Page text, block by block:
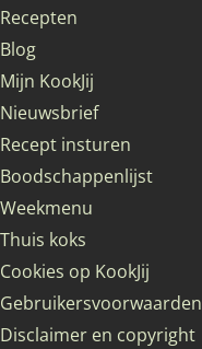
Recepten
Blog
Mijn KookJij
Nieuwsbrief
Recept insturen
Boodschappenlijst
Weekmenu
Thuis koks
Cookies op KookJij
Gebruikersvoorwaarden
Disclaimer en copyright